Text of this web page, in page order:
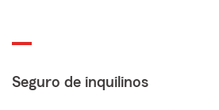
Seguro de inquilinos